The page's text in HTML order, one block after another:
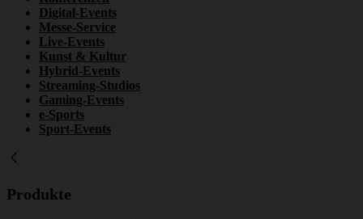
Digital-Events
Messe-Service
Live-Events
Kunst & Kultur
Hybrid-Events
Streaming-Studios
Gaming-Events
e-Sports
Sport-Events
Produkte